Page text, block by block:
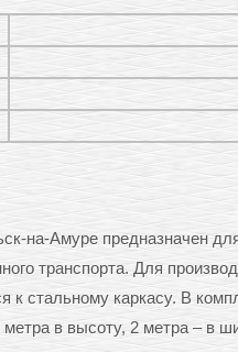
на-Амуре предназначен
транспорта. Для
к стальному каркасу. В
в высоту, 2 метра – в